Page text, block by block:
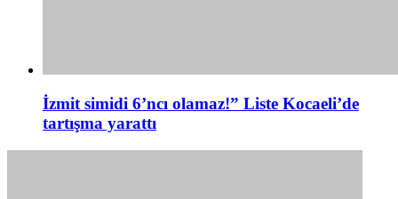
İzmit simidi 6’ncı olamaz!” Liste Kocaeli’de
tartışma yarattı